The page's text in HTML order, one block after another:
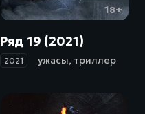
18+
Ряд 19 (2021)
2021 ужасы, триллер